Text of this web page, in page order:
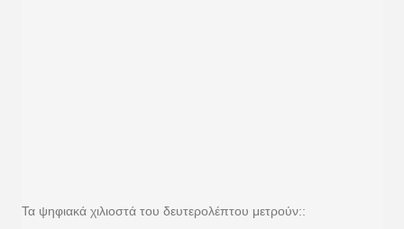
Τα ψηφιακά χιλιοστά του δευτερολέπτου μετρούν::